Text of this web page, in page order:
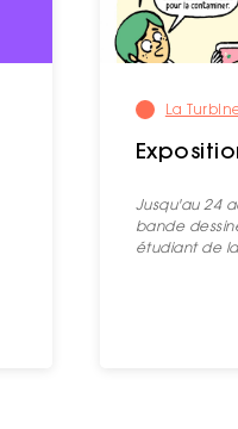
La
Jusqu'au 24
bande
étudiant de